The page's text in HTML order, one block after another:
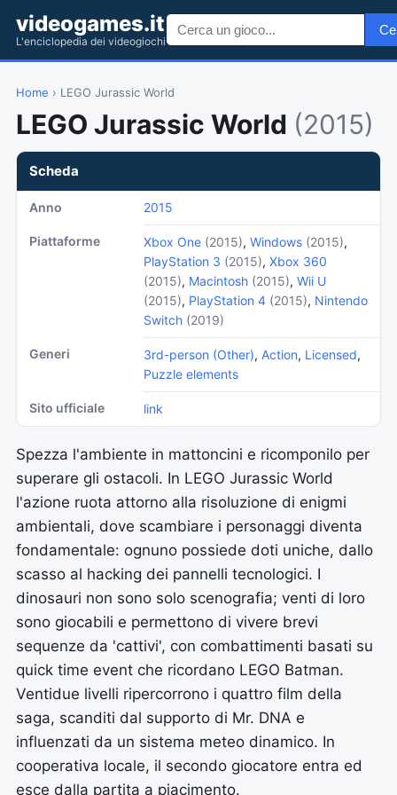
videogames.it
L'enciclopedia dei videogiochi
Home › LEGO Jurassic World
LEGO Jurassic World (2015)
Scheda
Anno 2015
Piattaforme Xbox One (2015), Windows (2015),
PlayStation 3 (2015), Xbox 360
(2015), Macintosh (2015), Wii U
(2015), PlayStation 4 (2015), Nintendo
Switch (2019)
Generi 3rd-person (Other), Action, Licensed,
Puzzle elements
Sito ufficiale link
Spezza l'ambiente in mattoncini e ricomponilo per
superare gli ostacoli. In LEGO Jurassic World
l'azione ruota attorno alla risoluzione di enigmi
ambientali, dove scambiare i personaggi diventa
fondamentale: ognuno possiede doti uniche, dallo
scasso al hacking dei pannelli tecnologici. I
dinosauri non sono solo scenografia; venti di loro
sono giocabili e permettono di vivere brevi
sequenze da 'cattivi', con combattimenti basati su
quick time event che ricordano LEGO Batman.
Ventidue livelli ripercorrono i quattro film della
saga, scanditi dal supporto di Mr. DNA e
influenzati da un sistema meteo dinamico. In
cooperativa locale, il secondo giocatore entra ed
esce dalla partita a piacimento.